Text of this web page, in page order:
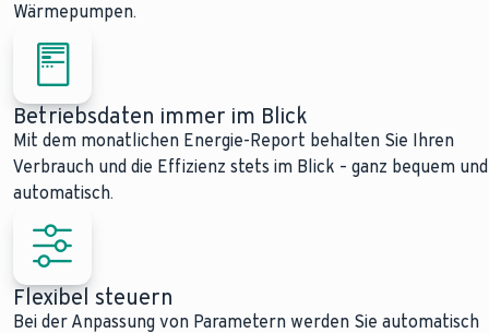
Wärmepumpen.
Betriebsdaten immer im Blick
Mit dem monatlichen Energie-Report behalten Sie Ihren
Verbrauch und die Effizienz stets im Blick – ganz bequem und
automatisch.
Flexibel steuern
Bei der Anpassung von Parametern werden Sie automatisch